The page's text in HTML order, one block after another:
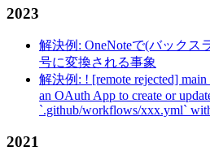
2023
解決例: OneNoteで(バックス
号に変換される事象
解決例: ! [remote rejected]
an OAuth App to create or
`.github/workflows/xxx.yml`
2021